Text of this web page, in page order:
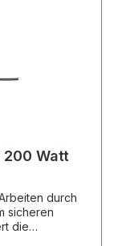
200 Watt
durch